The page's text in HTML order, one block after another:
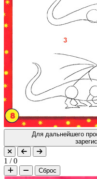
Для дальнейшего просмотра необходимо войти или
1 /0
Сброс